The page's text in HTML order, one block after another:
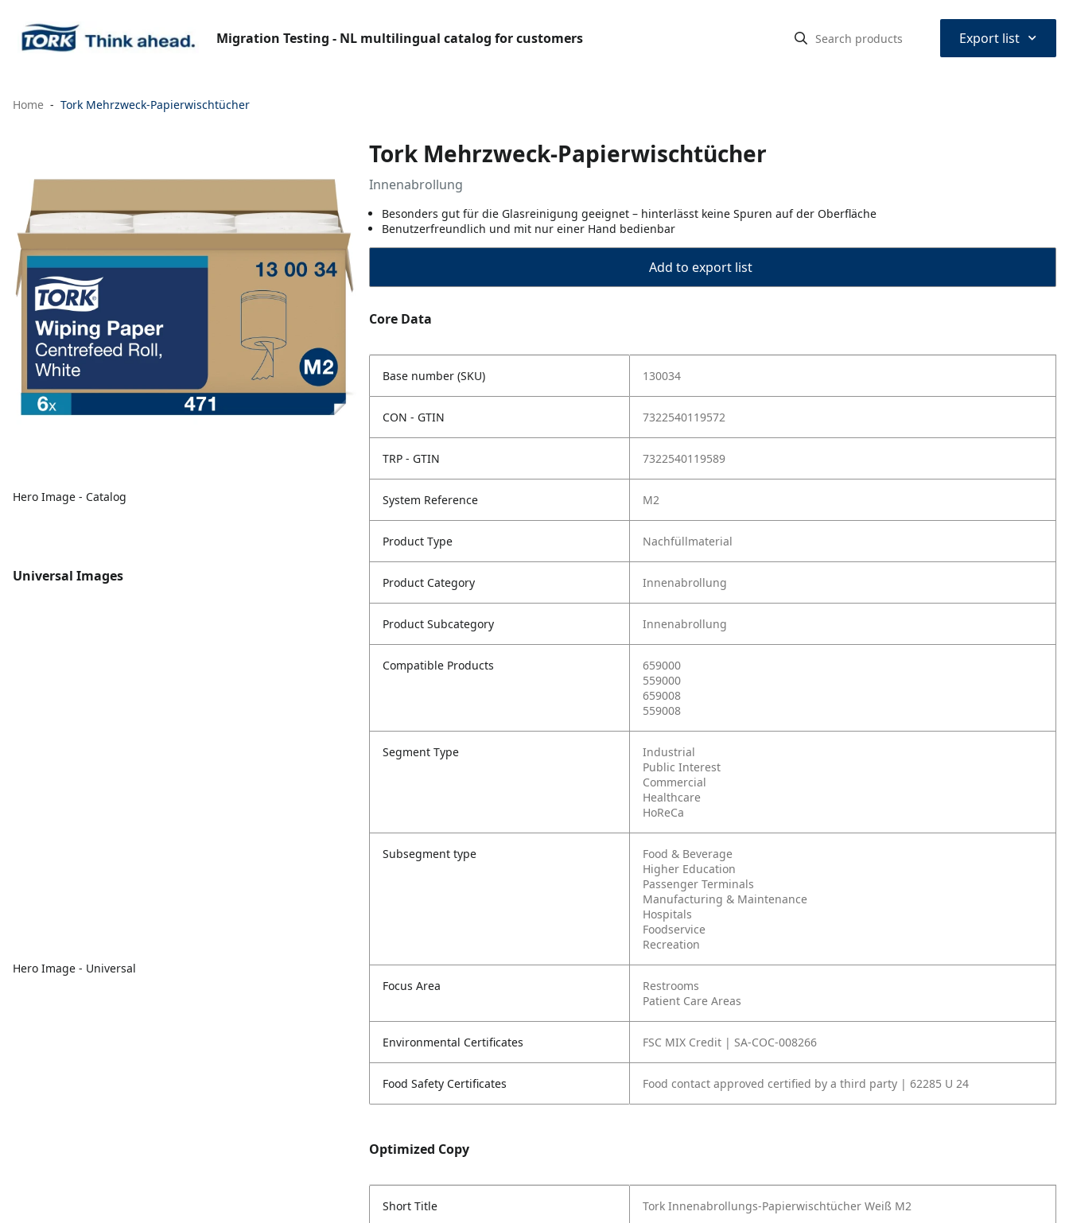
Migration Testing - NL multilingual catalog for customers Export list ⌃
Home Tork Mehrzweck-Papierwischtücher
Hero Image - Catalog
Universal Images
Hero Image - Universal
Tork Mehrzweck-Papierwischtücher
Innenabrollung
Besonders gut für die Glasreinigung geeignet – hinterlässt keine Spuren auf der Oberfläche
Benutzerfreundlich und mit nur einer Hand bedienbar
Add to export list
Core Data
Base number (SKU) 130034
CON - GTIN 7322540119572
TRP - GTIN 7322540119589
System Reference M2
Product Type Nachfüllmaterial
Product Category Innenabrollung
Product Subcategory Innenabrollung
Compatible Products
659000
559000
659008
559008
Segment Type
Industrial
Public Interest
Commercial
Healthcare
HoReCa
Subsegment type
Food & Beverage
Higher Education
Passenger Terminals
Manufacturing & Maintenance
Hospitals
Foodservice
Recreation
Focus Area
Restrooms
Patient Care Areas
Environmental Certificates FSC MIX Credit | SA-COC-008266
Food Safety Certificates Food contact approved certified by a third party | 62285 U 24
Optimized Copy
Short Title Tork Innenabrollungs-Papierwischtücher Weiß M2